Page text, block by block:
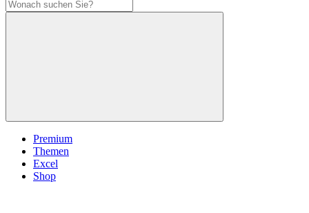
Premium
Themen
Excel
Shop